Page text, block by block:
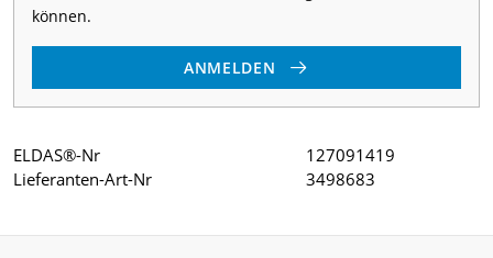
können.
ANMELDEN
ELDAS®-Nr
127091419
Lieferanten-Art-Nr
3498683